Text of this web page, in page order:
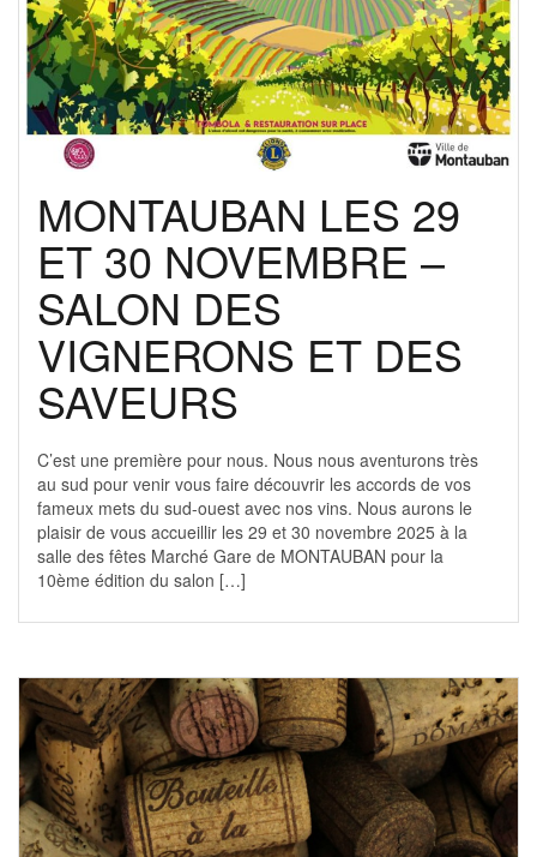
MONTAUBAN LES 29
ET 30 NOVEMBRE –
SALON DES
VIGNERONS ET DES
SAVEURS
C’est une première pour nous. Nous nous aventurons très
au sud pour venir vous faire découvrir les accords de vos
fameux mets du sud-ouest avec nos vins. Nous aurons le
plaisir de vous accueillir les 29 et 30 novembre 2025 à la
salle des fêtes Marché Gare de MONTAUBAN pour la
10ème édition du salon […]